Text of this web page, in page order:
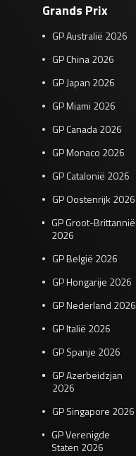
Grands Prix
GP Australië 2026
GP China 2026
GP Japan 2026
GP Miami 2026
GP Canada 2026
GP Monaco 2026
GP Catalonië 2026
GP Oostenrijk 2026
GP Groot-Brittannië
2026
GP België 2026
GP Hongarije 2026
GP Nederland 2026
GP Italië 2026
GP Spanje 2026
GP Azerbeidzjan
2026
GP Singapore 2026
GP Verenigde
Staten 2026